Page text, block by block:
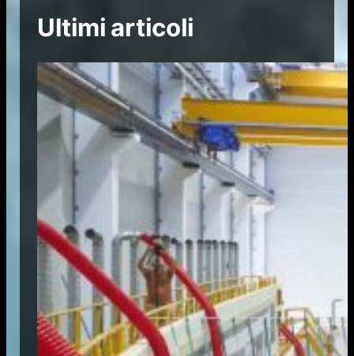
Ultimi articoli